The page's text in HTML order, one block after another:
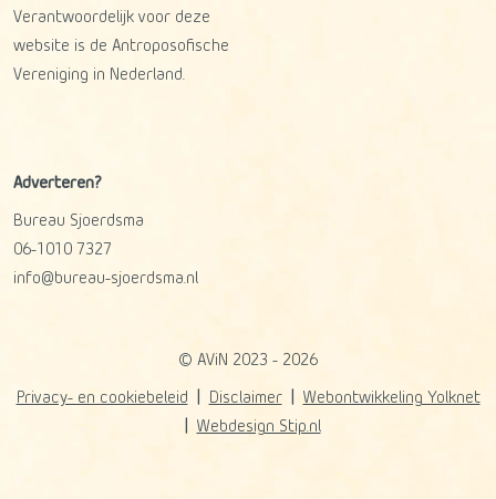
Verantwoordelijk voor deze
website is de Antroposofische
Vereniging in Nederland.
Adverteren?
Bureau Sjoerdsma
06-1010 7327
info@bureau-sjoerdsma.nl
© AViN 2023 - 2026
Privacy- en cookiebeleid Disclaimer
Webontwikkeling Yolknet
Webdesign Stip.nl